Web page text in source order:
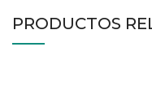
PRODUCTOS